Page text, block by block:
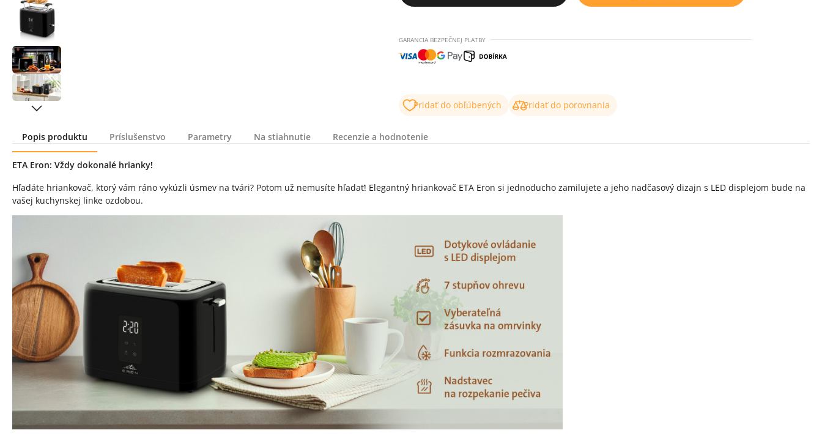
GARANCIA BEZPEČNEJ PLATBY
Pridať do obľúbených Pridať do porovnania
Popis produktu Príslušenstvo Parametry Na stiahnutie Recenzie a hodnotenie
Popis produktu
ETA Eron: Vždy dokonalé hrianky!
Hľadáte hriankovač, ktorý vám ráno vykúzli úsmev na tvári? Potom už nemusíte hľadať! Elegantný hriankovač ETA Eron si jednoducho zamilujete a jeho nadčasový dizajn s LED displejom bude na
vašej kuchynskej linke ozdobou.